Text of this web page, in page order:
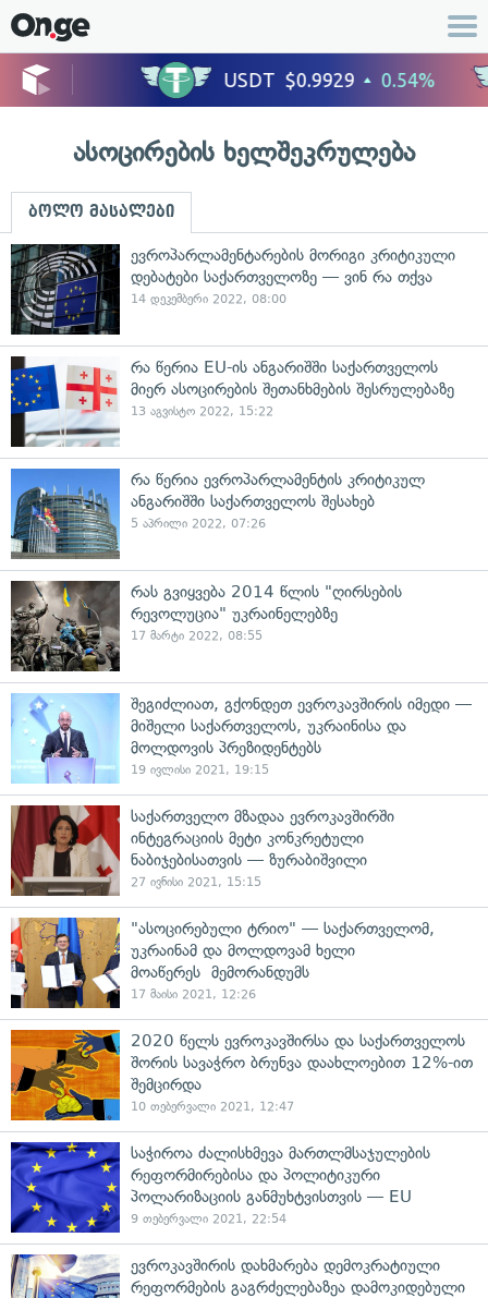
ასოცირების ხელშეკრულება
ბოლო მასალები
ევროპარლამენტარების მორიგი კრიტიკული
დებატები საქართველოზე — ვინ რა თქვა
14 დეკემბერი 2022, 08:00
რა წერია EU-ის ანგარიშში საქართველოს
მიერ ასოცირების შეთანხმების შესრულებაზე
13 აგვისტო 2022, 15:22
რა წერია ევროპარლამენტის კრიტიკულ
ანგარიშში საქართველოს შესახებ
5 აპრილი 2022, 07:26
რას გვიყვება 2014 წლის "ღირსების
რევოლუცია" უკრაინელებზე
17 მარტი 2022, 08:55
შეგიძლიათ, გქონდეთ ევროკავშირის იმედი —
მიშელი საქართველოს, უკრაინისა და
მოლდოვის პრეზიდენტებს
19 ივლისი 2021, 19:15
საქართველო მზადაა ევროკავშირში
ინტეგრაციის მეტი კონკრეტული
ნაბიჯებისათვის — ზურაბიშვილი
27 ივნისი 2021, 15:15
"ასოცირებული ტრიო" — საქართველომ,
უკრაინამ და მოლდოვამ ხელი
მოაწერეს მემორანდუმს
17 მაისი 2021, 12:26
2020 წელს ევროკავშირსა და საქართველოს
შორის სავაჭრო ბრუნვა დაახლოებით 12%-ით
შემცირდა
10 თებერვალი 2021, 12:47
საჭიროა ძალისხმევა მართლმსაჯულების
რეფორმირებისა და პოლიტიკური
პოლარიზაციის განმუხტვისთვის — EU
9 თებერვალი 2021, 22:54
ევროკავშირის დახმარება დემოკრატიული
რეფორმების გაგრძელებაზეა დამოკიდებული